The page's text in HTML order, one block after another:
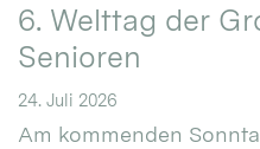
6. Welttag der
Senioren
24. Juli 2026
Am kommenden